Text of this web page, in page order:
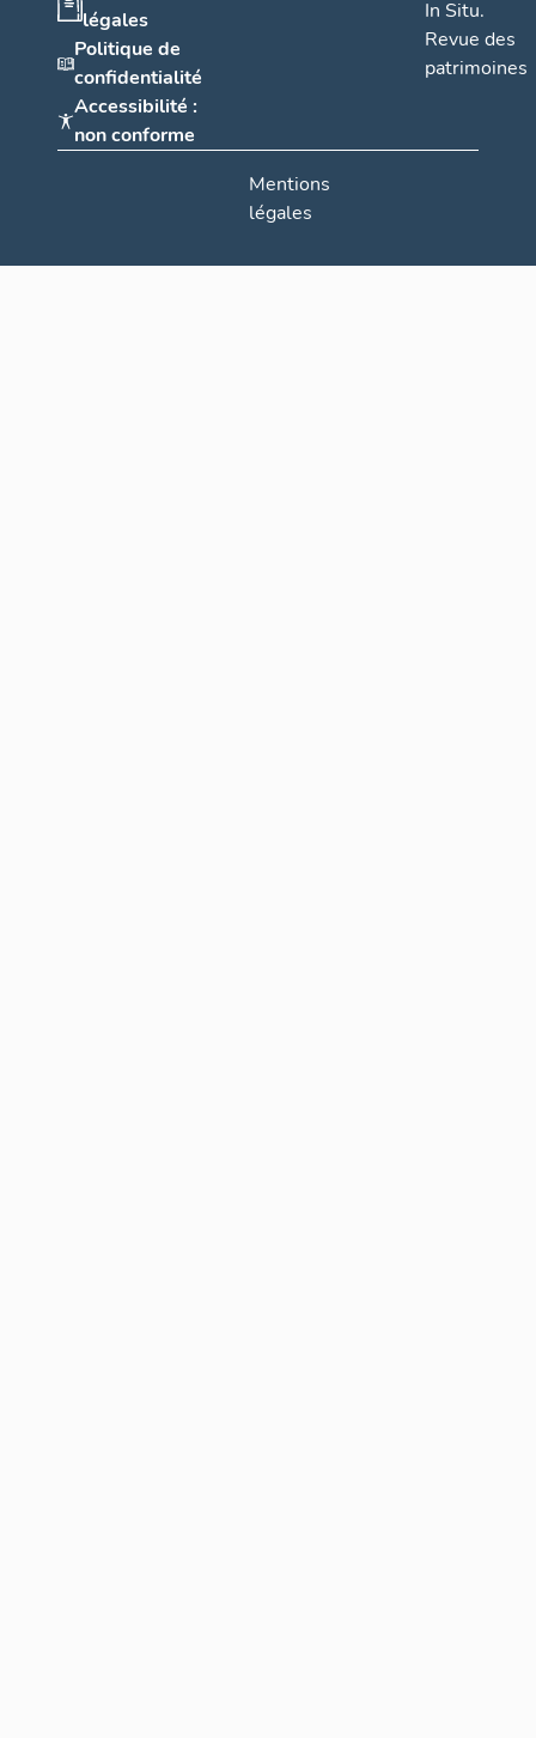
légales
Politique de
confidentialité
Accessibilité :
non conforme
In Situ.
Revue des
patrimoines
Mentions
légales